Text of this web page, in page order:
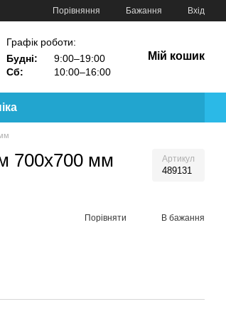
Порівняння Бажання Вхід
Графік роботи:
Будні:
9:00–19:00
Сб:
10:00–16:00
Мій кошик
700х700 мм Артикул
489131
Порівняти В бажання